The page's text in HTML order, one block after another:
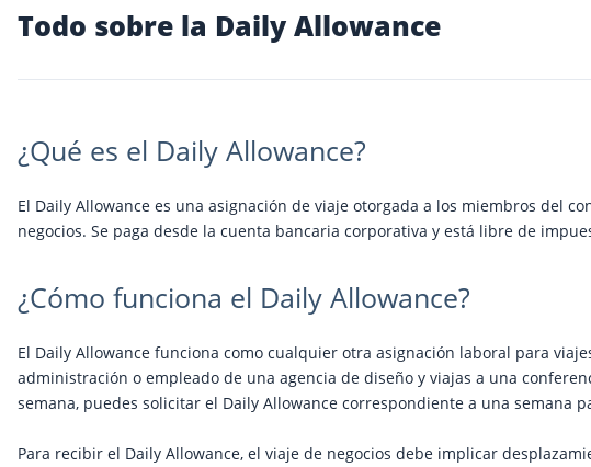
Todo sobre la Daily Allowance
¿Qué es el Daily Allowance?
El Daily Allowance es una asignación de viaje otorgada a los miembros del
negocios. Se paga desde la cuenta bancaria corporativa y está libre de
¿Cómo funciona el Daily Allowance?
El Daily Allowance funciona como cualquier otra asignación laboral para
administración o empleado de una agencia de diseño y viajas a una
semana, puedes solicitar el Daily Allowance correspondiente a una semana
Para recibir el Daily Allowance, el viaje de negocios debe implicar